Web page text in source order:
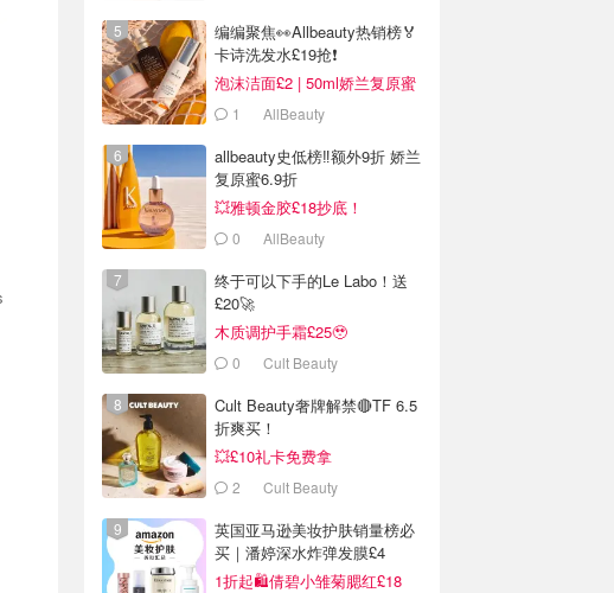
编编聚焦👀Allbeauty热销榜🏅
卡诗洗发水£19抢❗
泡沫洁面£2 | 50ml娇兰复原蜜
£841 AllBeauty
allbeauty史低榜‼️额外9折 娇兰
复原蜜6.9折
💥雅顿金胶£18抄底！
0 AllBeauty
终于可以下手的Le Labo！送
£20🚀
木质调护手霜£25🥹
0 Cult Beauty
Cult Beauty奢牌解禁🔴TF 6.5
折爽买！
💥£10礼卡免费拿
2 Cult Beauty
英国亚马逊美妆护肤销量榜必
买｜潘婷深水炸弹发膜£4
1折起🛍️倩碧小雏菊腮红£18